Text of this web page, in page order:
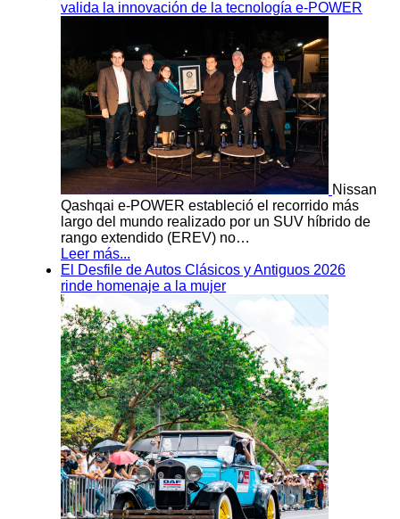
valida la innovación de la tecnología e-POWER
Nissan
Qashqai e-POWER estableció el recorrido más
largo del mundo realizado por un SUV híbrido de
rango extendido (EREV) no…
Leer más...
El Desfile de Autos Clásicos y Antiguos 2026
rinde homenaje a la mujer